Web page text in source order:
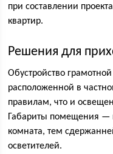
при составлении
квартир.
Решения для
Обустройство
расположенной в
правилам, что и
Габариты помещения —
комната, тем
осветителей.